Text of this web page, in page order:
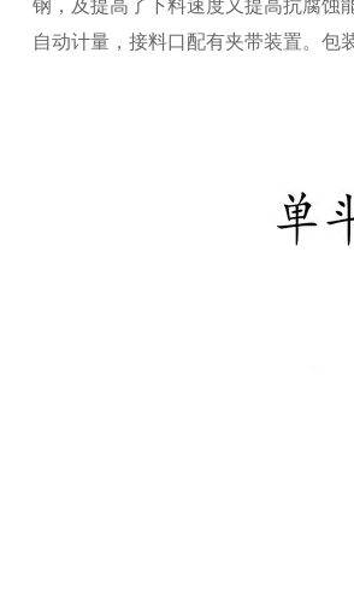
钢，及提高了下料速度又提高抗腐蚀
自动计量，接料口配有夹带装置。包